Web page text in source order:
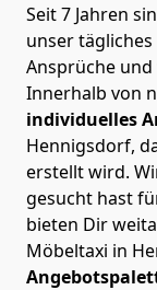
Seit 7 Jahren
unser
Ansprüche
Innerhalb von
individuelles
Hennigsdorf,
erstellt wird.
gesucht hast
bieten Dir
Möbeltaxi in